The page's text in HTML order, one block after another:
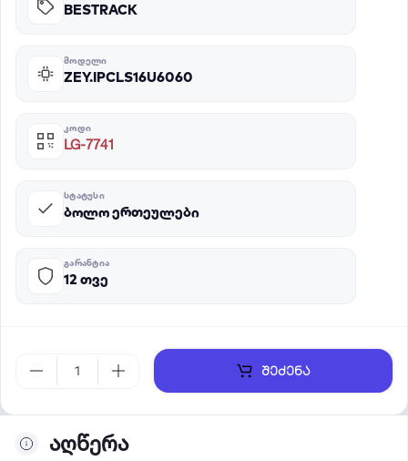
BESTRACK
ᲛᲝᲓᲔᲚᲘ
ZEY.IPCLS16U6060
ᲙᲝᲓᲘ
LG-7741
ᲡᲢᲐᲢᲣᲡᲘ
ბოლო ერთეულები
ᲒᲐᲠᲐᲜᲢᲘᲐ
12 თვე
შეძენა
აღწერა